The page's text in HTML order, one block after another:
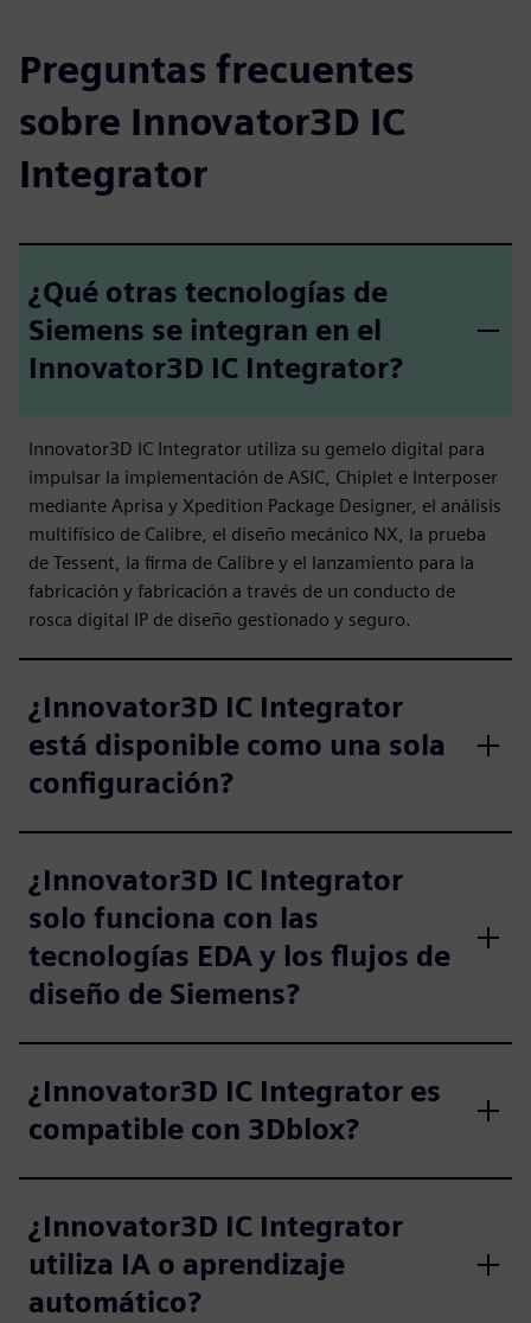
Preguntas frecuentes
sobre Innovator3D IC
Integrator
¿Qué otras tecnologías de
Siemens se integran en el
Innovator3D IC Integrator?
Innovator3D IC Integrator utiliza su gemelo digital para
impulsar la implementación de ASIC, Chiplet e Interposer
mediante Aprisa y Xpedition Package Designer, el análisis
multifísico de Calibre, el diseño mecánico NX, la prueba
de Tessent, la firma de Calibre y el lanzamiento para la
fabricación y fabricación a través de un conducto de
rosca digital IP de diseño gestionado y seguro.
¿Innovator3D IC Integrator
está disponible como una sola
configuración?
¿Innovator3D IC Integrator
solo funciona con las
tecnologías EDA y los flujos de
diseño de Siemens?
¿Innovator3D IC Integrator es
compatible con 3Dblox?
¿Innovator3D IC Integrator
utiliza IA o aprendizaje
automático?